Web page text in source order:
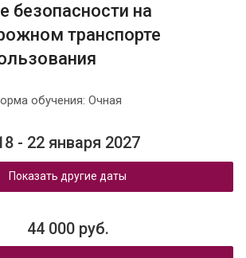
безопасности на
транспорте
обучения: Очная
- 22 января 2027
Показать другие даты
44 000 руб.